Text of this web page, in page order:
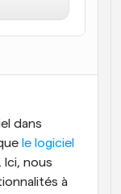
minutes
dans
le logiciel
Ici, nous
à